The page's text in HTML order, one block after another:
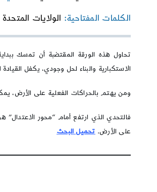
الكلمات المفتاحية: الولايات
تحاول هذه الورقة المقتضبة أن تمسك
الاستكبارية والبناء لحل وجودي، يكفل
ومن يهتم بالحراكات الفعلية على الأرض،
فالتحدي الذي ارتفع أمام “محور
على الأرض. تحميل البحث